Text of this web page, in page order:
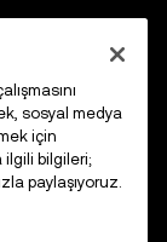
sosyal medya
için
ilgili bilgileri;
paylaşıyoruz.